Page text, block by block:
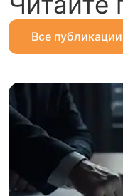
Все публикации